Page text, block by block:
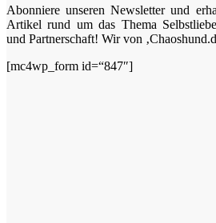
Abonniere unseren Newsletter und
Artikel rund um das Thema
und Partnerschaft! Wir von
[mc4wp_form id=“847″]